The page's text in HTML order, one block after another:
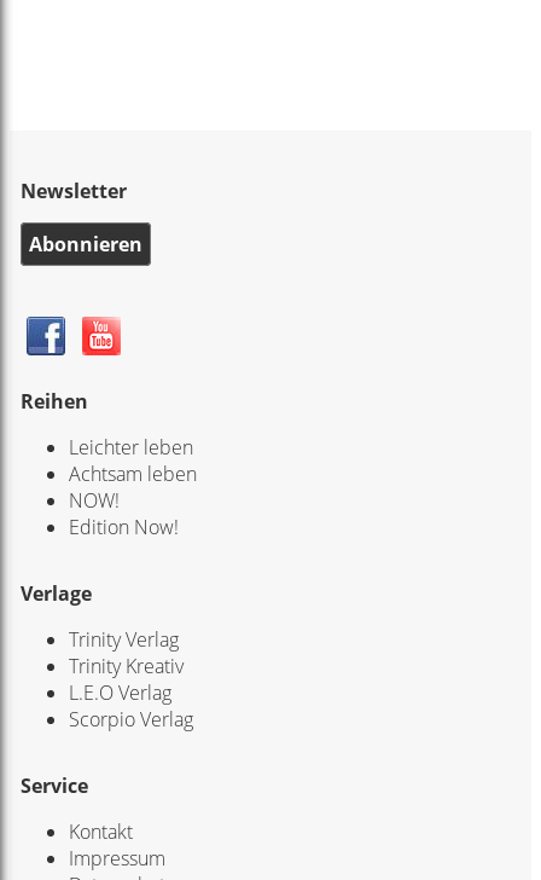
Newsletter
Abonnieren
Reihen
Leichter leben
Achtsam leben
NOW!
Edition Now!
Verlage
Trinity Verlag
Trinity Kreativ
L.E.O Verlag
Scorpio Verlag
Service
Kontakt
Impressum